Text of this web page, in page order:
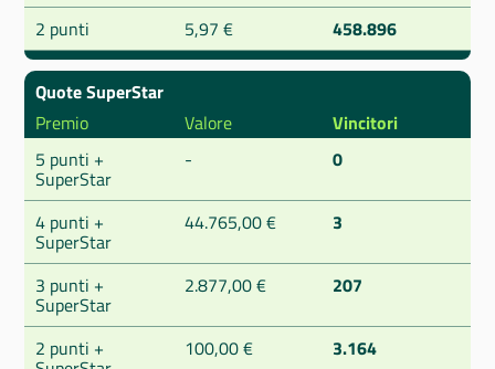
2 punti
5,97 € 458.896
Quote SuperStar
Premio
Valore
Vincitori
5 punti +
SuperStar
- 0
4 punti +
SuperStar
44.765,00 € 3
3 punti +
SuperStar
2.877,00 € 207
2 punti + 100,00 € 3.164